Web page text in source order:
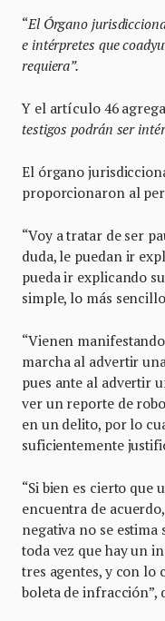
“El Órgano
e intérpretes que
requiera”.
Y el artículo 46
testigos podrán ser
El órgano
proporcionaron al
“Voy a tratar de ser
duda, le puedan ir
pueda ir explicando
simple, lo más
“Vienen
marcha al advertir
pues ante al advertir
ver un reporte de
en un delito, por lo
suficientemente
“Si bien es cierto que
encuentra de
negativa no se
toda vez que hay un
tres agentes, y con lo
boleta de infracción”,